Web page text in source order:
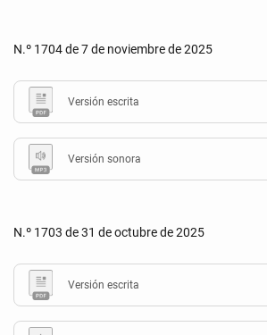
N.º 1704 de 7 de noviembre de 2025
Versión escrita
Versión sonora
N.º 1703 de 31 de octubre de 2025
Versión escrita